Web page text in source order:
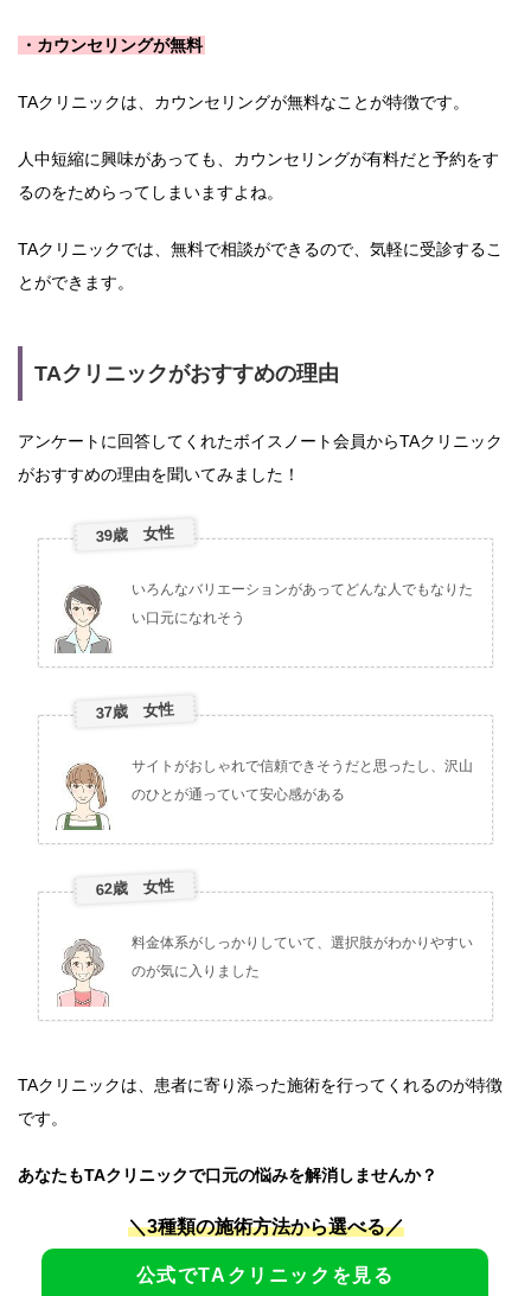
・カウンセリングが無料
TAクリニックは、カウンセリングが無料なことが特徴です。
人中短縮に興味があっても、カウンセリングが有料だと予約をす
るのをためらってしまいますよね。
TAクリニックでは、無料で相談ができるので、気軽に受診するこ
とができます。
TAクリニックがおすすめの理由
アンケートに回答してくれたボイスノート会員からTAクリニック
がおすすめの理由を聞いてみました！
39歳 女性
いろんなバリエーションがあってどんな人でもなりた
い口元になれそう
37歳 女性
サイトがおしゃれで信頼できそうだと思ったし、沢山
のひとが通っていて安心感がある
62歳 女性
料金体系がしっかりしていて、選択肢がわかりやすい
のが気に入りました
TAクリニックは、患者に寄り添った施術を行ってくれるのが特徴
です。
あなたもTAクリニックで口元の悩みを解消しませんか？
＼3種類の施術方法から選べる／
公式でTAクリニックを見る